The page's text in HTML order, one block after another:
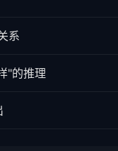
系
"的推理